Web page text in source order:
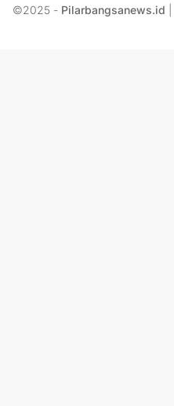
©2025 - Pilarbangsanews.id